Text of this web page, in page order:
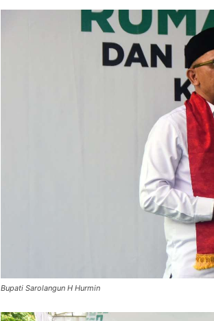
Bupati Sarolangun H Hurmin